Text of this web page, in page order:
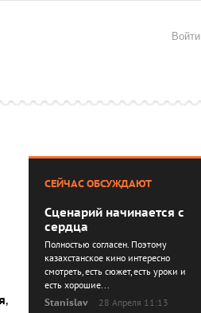
Войти
,
СЕЙЧАС ОБСУЖДАЮТ
Сценарий начинается с
сердца
Полностью согласен. Поэтому
казахстанское кино интересно
смотреть, есть сюжет, есть уроки и
есть хорошие...
Stanislav
28 Апреля 11:13